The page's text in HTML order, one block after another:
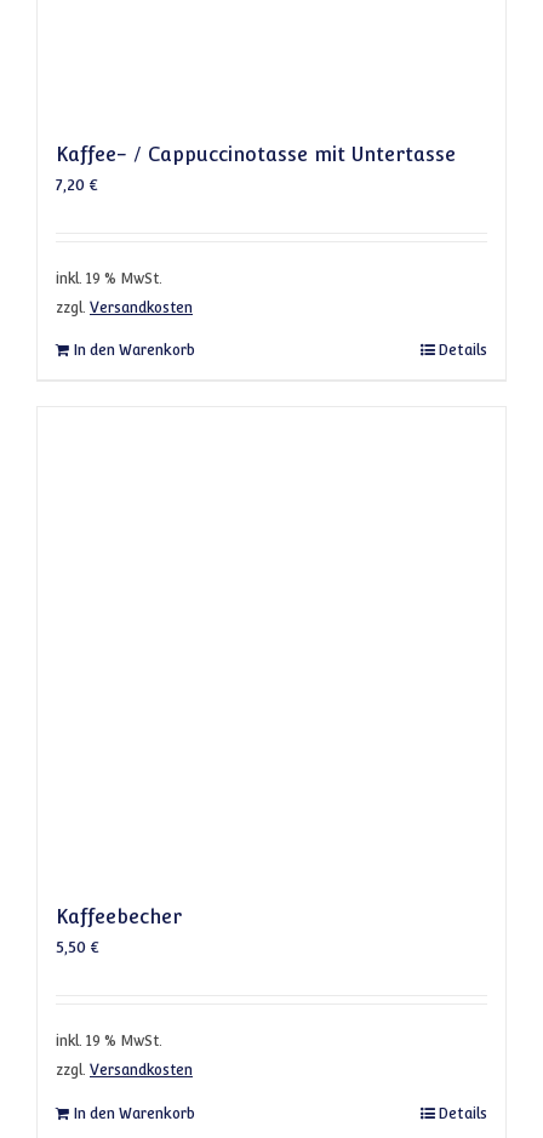
Kaffee- / Cappuccinotasse mit Untertasse
7,20 €
inkl. 19 % MwSt.
zzgl. Versandkosten
In den Warenkorb Details
Kaffeebecher
5,50 €
inkl. 19 % MwSt.
zzgl. Versandkosten
In den Warenkorb Details